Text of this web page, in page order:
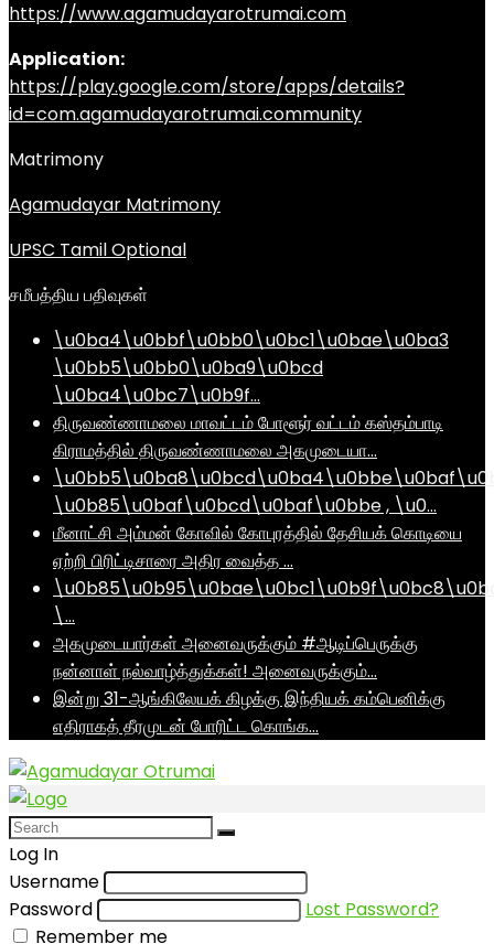
https://www.agamudayarotrumai.com
Application:
https://play.google.com/store/apps/details?
id=com.agamudayarotrumai.community
Matrimony
Agamudayar Matrimony
UPSC Tamil Optional
சமீபத்திய பதிவுகள்
\u0ba4\u0bbf\u0bb0\u0bc1\u0bae\u0ba3
\u0bb5\u0bb0\u0ba9\u0bcd
\u0ba4\u0bc7\u0b9f…
திருவண்ணாமலை மாவட்டம் போளூர் வட்டம் கஸ்தம்பாடி
கிராமத்தில் திருவண்ணாமலை அகமுடையா…
\u0b85\u0baf\u0bcd\u0baf\u0bbe , \u0…
மீனாட்சி அம்மன் கோவில் கோபுரத்தில் தேசியக் கொடியை
ஏற்றி பிரிட்டிசாரை அதிர வைத்த …
\…
அகமுடையார்கள் அனைவருக்கும் #ஆடிப்பெருக்கு
நன்னாள் நல்வாழ்த்துக்கள்! அனைவருக்கும்…
இன்று 31-ஆங்கிலேயக் கிழக்கு இந்தியக் கம்பெனிக்கு
எதிராகத் தீரமுடன் போரிட்ட கொங்க…
Log In
Username
Password
Lost Password?
Remember me